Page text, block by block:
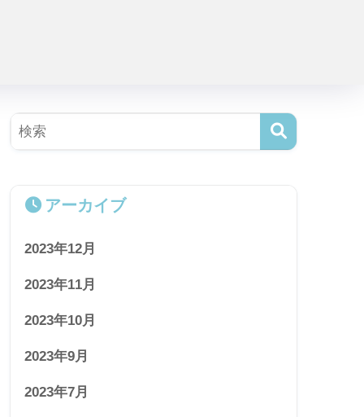
アーカイブ
2023年12月
2023年11月
2023年10月
2023年9月
2023年7月